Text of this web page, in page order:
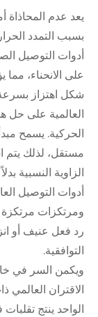
يعد عدم المحاذاة
بسبب التمدد
أدوات التوصيل
على الانحناء،
العالمية على حل
الحركية. يسمح
مستقل، لذلك يتم
الزاوية النسبية
أدوات التوصيل
ومرتكزات
رد فعل عنيف أو
التوافقية.
ويكمن السر في
الاقتران
الواحد ينتج